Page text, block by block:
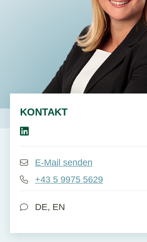
KONTAKT
E-Mail senden
+43 5 9975 5629
DE, EN